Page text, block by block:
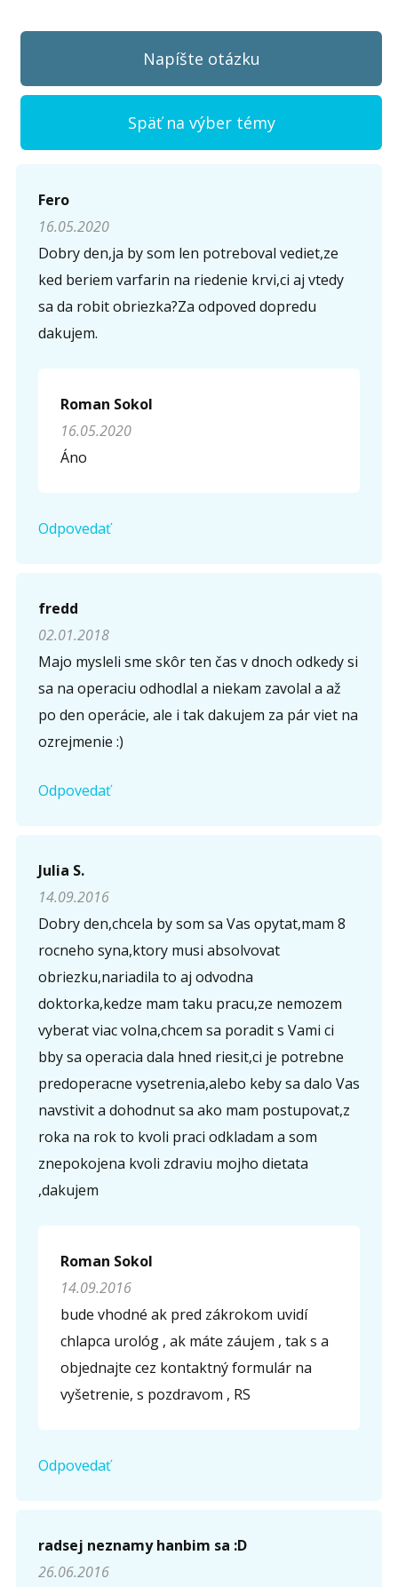
Napíšte otázku
Späť na výber témy
Napíšte otázku
Meno (*)
Komentár (*)
Opíšte prvé 4 písmená zo slova "
Fero
16.05.2020
Dobry den,ja by som len potreboval vediet,ze
ked beriem varfarin na riedenie krvi,ci aj vtedy
sa da robit obriezka?Za odpoved dopredu
dakujem.
Roman Sokol
16.05.2020
Áno
Odpovedať
fredd
02.01.2018
Majo mysleli sme skôr ten čas v dnoch odkedy si
sa na operaciu odhodlal a niekam zavolal a až
po den operácie, ale i tak dakujem za pár viet na
ozrejmenie :)
Odpovedať
Julia S.
14.09.2016
Dobry den,chcela by som sa Vas opytat,mam 8
rocneho syna,ktory musi absolvovat
obriezku,nariadila to aj odvodna
doktorka,kedze mam taku pracu,ze nemozem
vyberat viac volna,chcem sa poradit s Vami ci
bby sa operacia dala hned riesit,ci je potrebne
predoperacne vysetrenia,alebo keby sa dalo Vas
navstivit a dohodnut sa ako mam postupovat,z
roka na rok to kvoli praci odkladam a som
znepokojena kvoli zdraviu mojho dietata
,dakujem
Roman Sokol
14.09.2016
bude vhodné ak pred zákrokom uvidí
chlapca urológ , ak máte záujem , tak s a
objednajte cez kontaktný formulár na
vyšetrenie, s pozdravom , RS
Odpovedať
radsej neznamy hanbim sa :D
26.06.2016